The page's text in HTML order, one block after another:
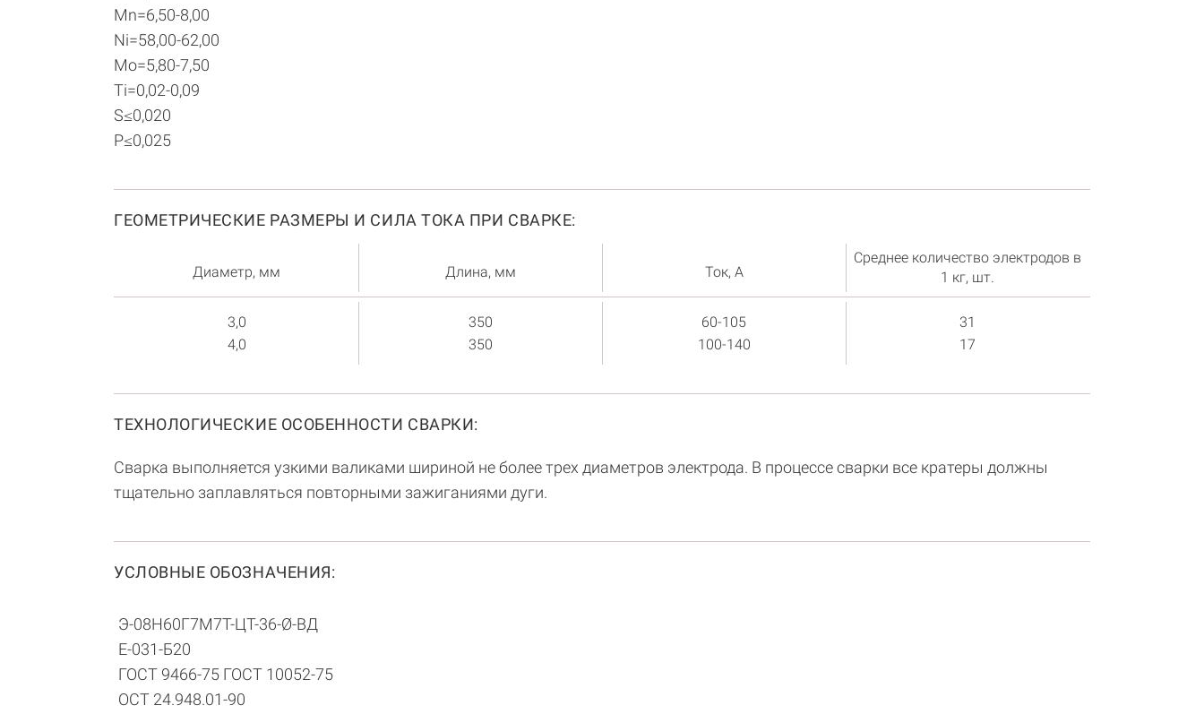
Mn=6,50-8,00
Ni=58,00-62,00
Mo=5,80-7,50
Ti=0,02-0,09
S≤0,020
P≤0,025
ГЕОМЕТРИЧЕСКИЕ РАЗМЕРЫ И СИЛА ТОКА ПРИ СВАРКЕ:
Диаметр, мм Длина, мм Ток, А
Среднее количество электродов в
1 кг, шт.
3,0
4,0
350
350
60-105
100-140
31
17
ТЕХНОЛОГИЧЕСКИЕ ОСОБЕННОСТИ СВАРКИ:
Сварка выполняется узкими валиками шириной не более трех диаметров электрода. В процессе сварки все кратеры должны
тщательно заплавляться повторными зажиганиями дуги.
УСЛОВНЫЕ ОБОЗНАЧЕНИЯ:
Э-08Н60Г7М7Т-ЦТ-36-Ø-ВД
Е-031-Б20
ГОСТ 9466-75 ГОСТ 10052-75
ОСТ 24.948.01-90